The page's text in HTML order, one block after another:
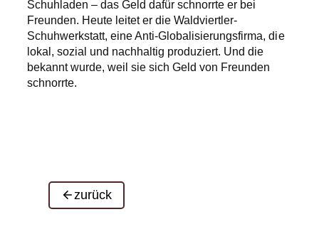
Schuhladen – das Geld dafür schnorrte er bei
Freunden. Heute leitet er die Waldviertler-
Schuhwerkstatt, eine Anti-Globalisierungsfirma, die
lokal, sozial und nachhaltig produziert. Und die
bekannt wurde, weil sie sich Geld von Freunden
schnorrte.
zurück